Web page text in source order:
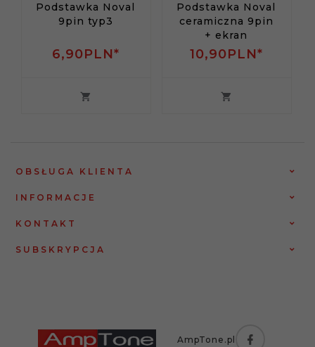
Podstawka Noval
9pin typ3
6,90PLN*
Podstawka Noval
ceramiczna 9pin
+ ekran
10,90PLN*
OBSŁUGA KLIENTA
INFORMACJE
KONTAKT
SUBSKRYPCJA
AmpTone.pl